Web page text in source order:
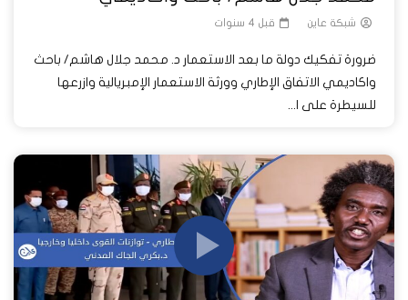
شبكة عاين قبل 4 سنوات
ضرورة تفكيك دولة ما بعد الاستعمار د. محمد جلال هاشم/ باحث
واكاديمي الاتفاق الإطاري وورثة الاستعمار الإمبريالية وازرعها
للسيطرة على ا...